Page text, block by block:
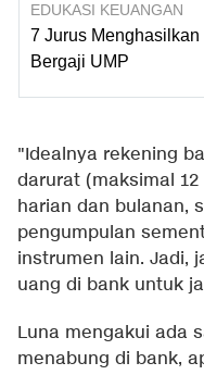
EDUKASI KEUANGAN
7 Jurus
Bergaji UMP
"Idealnya rekening
darurat (maksimal
harian dan bulanan,
pengumpulan
instrumen lain. Jadi,
uang di bank untuk
Luna mengakui ada
menabung di bank,